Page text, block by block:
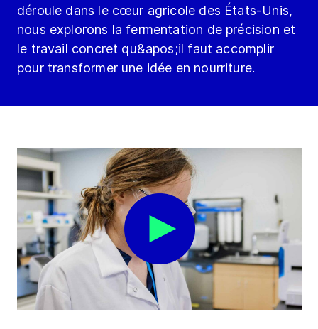
déroule dans le cœur agricole des États-Unis,
nous explorons la fermentation de précision et
le travail concret qu&apos;il faut accomplir
pour transformer une idée en nourriture.